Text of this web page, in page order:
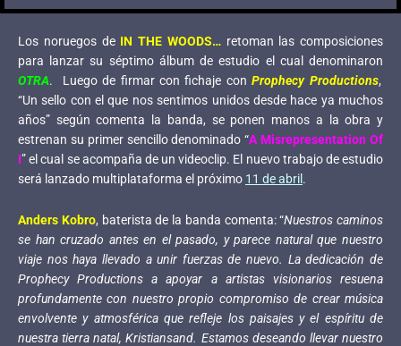
Los noruegos de IN THE WOODS… retoman las composiciones
para lanzar su séptimo álbum de estudio el cual denominaron
OTRA. Luego de firmar con fichaje conProphecy Productions,
“Un sello con el que nos sentimos unidos desde hace ya muchos
años” según comenta la banda, se ponen manos a la obra y
estrenan su primer sencillo denominado “A Misrepresentation Of
I” el cual se acompaña de un videoclip. El nuevo trabajo de estudio
será lanzado multiplataforma el próximo 11 de abril .
Anders Kobro, baterista de la banda comenta: “Nuestros caminos
se han cruzado antes en el pasado, y parece natural que nuestro
viaje nos haya llevado a unir fuerzas de nuevo. La dedicación de
Prophecy Productions a apoyar a artistas visionarios resuena
profundamente con nuestro propio compromiso de crear música
envolvente y atmosférica que refleje los paisajes y el espíritu de
nuestra tierra natal, Kristiansand. Estamos deseando llevar nuestro